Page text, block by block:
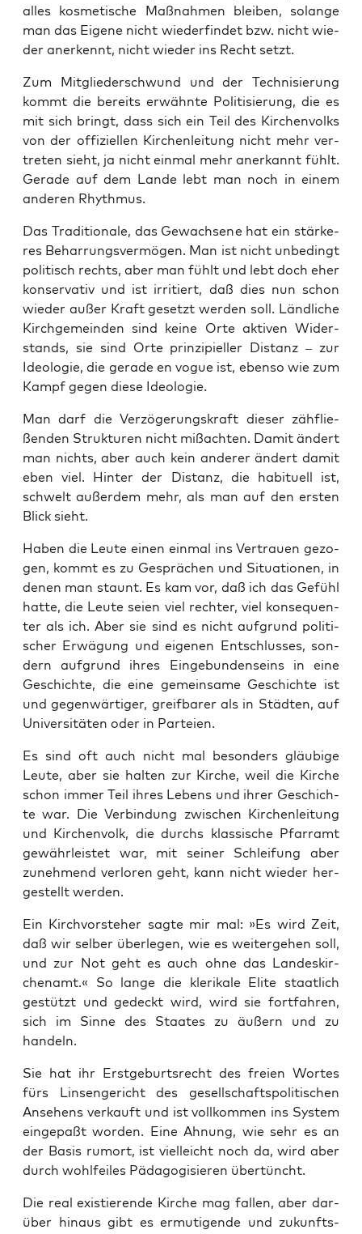
alles kos­me­ti­sche Maß­nah­men blei­ben, solan­ge
man das Eige­ne nicht wie­der­fin­det bzw. nicht wie­
der aner­kennt, nicht wie­der ins Recht setzt.
Zum Mit­glie­der­schwund und der Tech­ni­sie­rung
kommt die bereits erwähn­te Poli­ti­sie­rung, die es
mit sich bringt, dass sich ein Teil des Kir­chen­volks
von der offi­zi­el­len Kir­chen­lei­tung nicht mehr ver­
tre­ten sieht, ja nicht ein­mal mehr aner­kannt fühlt.
Gera­de auf dem Lan­de lebt man noch in einem
ande­ren Rhythmus.
Das Tra­di­tio­na­le, das Gewach­se­ne hat ein stär­ke­
res Behar­rungs­ver­mö­gen. Man ist nicht unbe­dingt
poli­tisch rechts, aber man fühlt und lebt doch eher
kon­ser­va­tiv und ist irri­tiert, daß dies nun schon
wie­der außer Kraft gesetzt wer­den soll. Länd­li­che
Kirch­ge­mein­den sind kei­ne Orte akti­ven Wider­
stands, sie sind Orte prin­zi­pi­el­ler Distanz – zur
Ideo­lo­gie, die gera­de en vogue ist, eben­so wie zum
Kampf gegen die­se Ideologie.
Man darf die Ver­zö­ge­rungs­kraft die­ser zäh­flie­
ßen­den Struk­tu­ren nicht miß­ach­ten. Damit ändert
man nichts, aber auch kein ande­rer ändert damit
eben viel. Hin­ter der Distanz, die habi­tu­ell ist,
schwelt außer­dem mehr, als man auf den ers­ten
Blick sieht.
Haben die Leu­te einen ein­mal ins Ver­trau­en gezo­
gen, kommt es zu Gesprä­chen und Situa­tio­nen, in
denen man staunt. Es kam vor, daß ich das Gefühl
hat­te, die Leu­te sei­en viel rech­ter, viel kon­se­quen­
ter als ich. Aber sie sind es nicht auf­grund poli­ti­
scher Erwä­gung und eige­nen Ent­schlus­ses, son­
dern auf­grund ihres Ein­ge­bun­den­seins in eine
Geschich­te, die eine gemein­sa­me Geschich­te ist
und gegen­wär­ti­ger, greif­ba­rer als in Städ­ten, auf
Uni­ver­si­tä­ten oder in Parteien.
Es sind oft auch nicht mal beson­ders gläu­bi­ge
Leu­te, aber sie hal­ten zur Kir­che, weil die Kir­che
schon immer Teil ihres Lebens und ihrer Geschich­
te war. Die Ver­bin­dung zwi­schen Kir­chen­lei­tung
und Kir­chen­volk, die durchs klas­si­sche Pfarr­amt
gewähr­leis­tet war, mit sei­ner Schlei­fung aber
zuneh­mend ver­lo­ren geht, kann nicht wie­der her­
ge­stellt werden.
Ein Kirch­vor­ste­her sag­te mir mal: »Es wird Zeit,
daß wir sel­ber über­le­gen, wie es wei­ter­ge­hen soll,
und zur Not geht es auch ohne das Lan­des­kir­
chen­amt.« So lan­ge die kle­ri­ka­le Eli­te staat­lich
gestützt und gedeckt wird, wird sie fort­fah­ren,
sich im Sin­ne des Staa­tes zu äußern und zu
handeln.
Sie hat ihr Erst­ge­burts­recht des frei­en Wor­tes
fürs Lin­sen­ge­richt des gesell­schafts­po­li­ti­schen
Anse­hens ver­kauft und ist voll­kom­men ins Sys­tem
ein­ge­paßt wor­den. Eine Ahnung, wie sehr es an
der Basis rumort, ist viel­leicht noch da, wird aber
durch wohl­fei­les Päd­ago­gi­sie­ren übertüncht.
Die real exis­tie­ren­de Kir­che mag fal­len, aber dar­
über hin­aus gibt es ermu­ti­gen­de und zukunfts­